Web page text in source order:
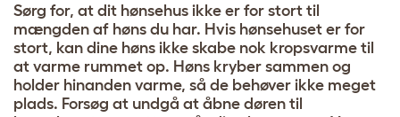
Sørg for, at dit hønsehus ikke er for stort til
mængden af høns du har. Hvis hønsehuset er for
stort, kan dine høns ikke skabe nok kropsvarme til
at varme rummet op. Høns kryber sammen og
holder hinanden varme, så de behøver ikke meget
plads. Forsøg at undgå at åbne døren til